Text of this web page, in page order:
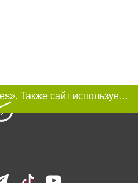
Этот сайт использует «cookies». Также сайт использует интернет-сервис для сбора технических данных касательно посетителей с целью получения маркетинговой и статистической информации. Условия обработки данных посетителей сайта см.